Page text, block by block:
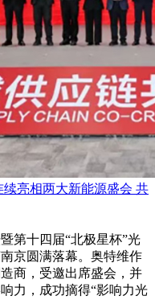
亮相两大新能源盛会 共
第十四届“北极星杯”光
京圆满落幕。奥特维作
商，受邀出席盛会，并
力，成功摘得“影响力光